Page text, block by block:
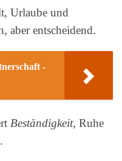
Urlaube und
aber entscheidend.
-
Beständigkeit, Ruhe